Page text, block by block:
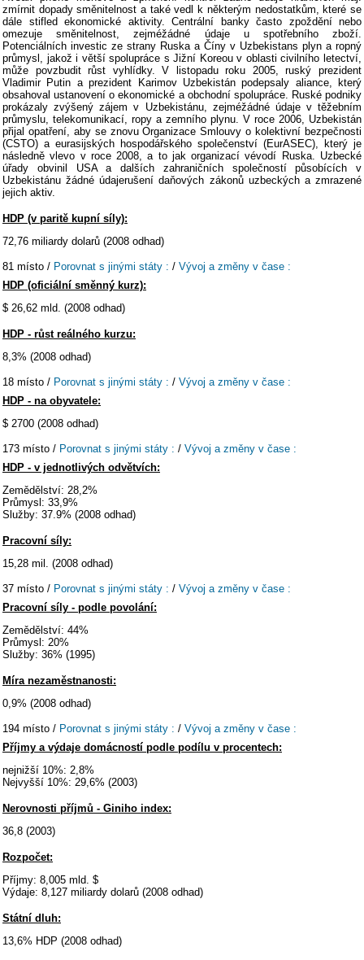
zmírnit dopady směnitelnost a také vedl k některým nedostatkům, které se
dále stifled ekonomické aktivity. Centrální banky často zpoždění nebo
omezuje směnitelnost, zejméžádné údaje u spotřebního zboží.
Potenciálních investic ze strany Ruska a Číny v Uzbekistans plyn a ropný
průmysl, jakož i větší spolupráce s Jižní Koreou v oblasti civilního letectví,
může povzbudit růst vyhlídky. V listopadu roku 2005, ruský prezident
Vladimir Putin a prezident Karimov Uzbekistán podepsaly aliance, který
obsahoval ustanovení o ekonomické a obchodní spolupráce. Ruské podniky
prokázaly zvýšený zájem v Uzbekistánu, zejméžádné údaje v těžebním
průmyslu, telekomunikací, ropy a zemního plynu. V roce 2006, Uzbekistán
přijal opatření, aby se znovu Organizace Smlouvy o kolektivní bezpečnosti
(CSTO) a eurasijských hospodářského společenství (EurASEC), který je
následně vlevo v roce 2008, a to jak organizací vévodí Ruska. Uzbecké
úřady obvinil USA a dalších zahraničních společností působících v
Uzbekistánu žádné údajerušení daňových zákonů uzbeckých a zmrazené
jejich aktiv.
HDP (v paritě kupní síly):
72,76 miliardy dolarů (2008 odhad)
81 místo / Porovnat s jinými státy : / Vývoj a změny v čase :
HDP (oficiální směnný kurz):
$ 26,62 mld. (2008 odhad)
HDP - růst reálného kurzu:
8,3% (2008 odhad)
18 místo / Porovnat s jinými státy : / Vývoj a změny v čase :
HDP - na obyvatele:
$ 2700 (2008 odhad)
173 místo / Porovnat s jinými státy : / Vývoj a změny v čase :
HDP - v jednotlivých odvětvích:
Zemědělství: 28,2%
Průmysl: 33,9%
Služby: 37.9% (2008 odhad)
Pracovní síly:
15,28 mil. (2008 odhad)
37 místo / Porovnat s jinými státy : / Vývoj a změny v čase :
Pracovní síly - podle povolání:
Zemědělství: 44%
Průmysl: 20%
Služby: 36% (1995)
Míra nezaměstnanosti:
0,9% (2008 odhad)
194 místo / Porovnat s jinými státy : / Vývoj a změny v čase :
Příjmy a výdaje domácností podle podílu v procentech:
nejnižší 10%: 2,8%
Nejvyšší 10%: 29,6% (2003)
Nerovnosti příjmů - Giniho index:
36,8 (2003)
Rozpočet:
Příjmy: 8,005 mld. $
Výdaje: 8,127 miliardy dolarů (2008 odhad)
Státní dluh:
13,6% HDP (2008 odhad)